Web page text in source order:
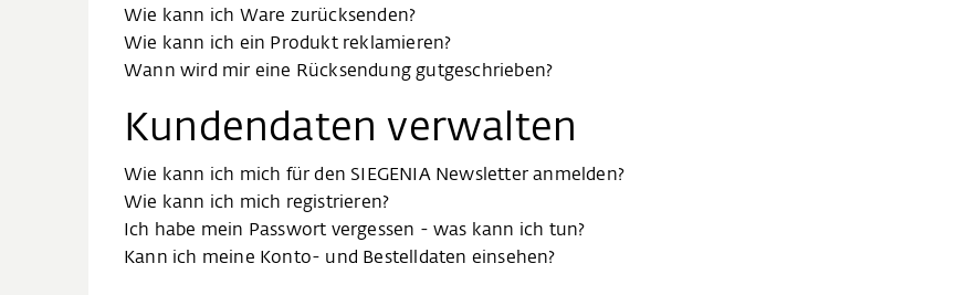
Wie kann ich Ware zurücksenden?
Wie kann ich ein Produkt reklamieren?
Wann wird mir eine Rücksendung gutgeschrieben?
Kundendaten verwalten
Wie kann ich mich für den SIEGENIA Newsletter anmelden?
Wie kann ich mich registrieren?
Ich habe mein Passwort vergessen - was kann ich tun?
Kann ich meine Konto- und Bestelldaten einsehen?